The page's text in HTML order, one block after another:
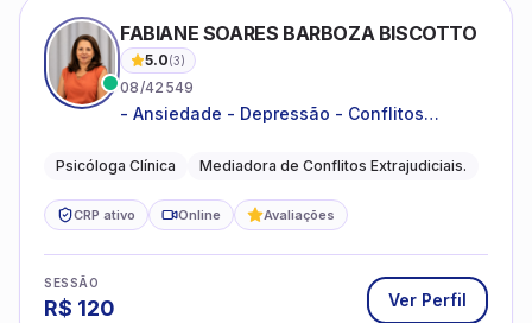
FABIANE SOARES BARBOZA BISCOTTO
5.0(3)
08/42549
- Ansiedade - Depressão - Conflitos
relacionamentos - Autoestima -
Psicóloga Clínica Mediadora de Conflitos Extrajudiciais.
CRP ativo Online Avaliações
SESSÃO
R$ 120 Ver Perfil